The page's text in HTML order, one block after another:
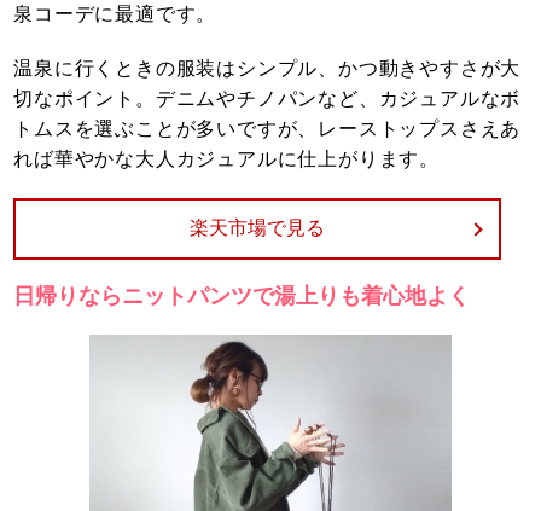
泉コーデに最適です。
温泉に行くときの服装はシンプル、かつ動きやすさが大
切なポイント。デニムやチノパンなど、カジュアルなボ
トムスを選ぶことが多いですが、レーストップスさえあ
れば華やかな大人カジュアルに仕上がります。
楽天市場で見る
日帰りならニットパンツで湯上りも着心地よく